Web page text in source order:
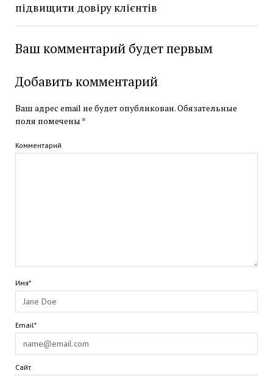
підвищити довіру клієнтів
Ваш комментарий будет первым
Добавить комментарий
Ваш адрес email не будет опубликован.Обязательные
поля помечены *
Комментарий
Имя*
Email*
Сайт